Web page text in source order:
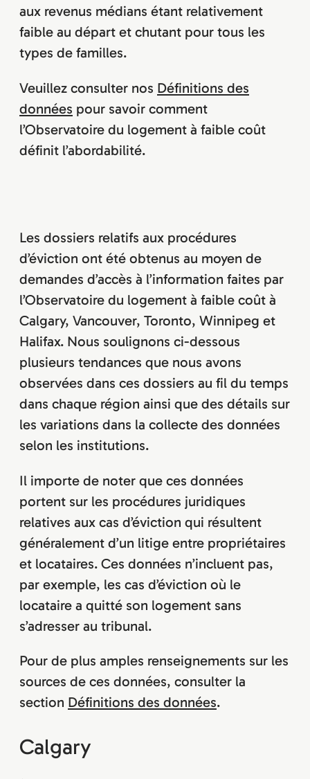
aux revenus médians étant relativement
faible au départ et chutant pour tous les
types de familles.
Veuillez consulter nos Définitions des
données pour savoir comment
l’Observatoire du logement à faible coût
définit l’abordabilité.
Les dossiers relatifs aux procédures
d’éviction ont été obtenus au moyen de
demandes d’accès à l’information faites par
l’Observatoire du logement à faible coût à
Calgary, Vancouver, Toronto, Winnipeg et
Halifax. Nous soulignons ci-dessous
plusieurs tendances que nous avons
observées dans ces dossiers au fil du temps
dans chaque région ainsi que des détails sur
les variations dans la collecte des données
selon les institutions.
Il importe de noter que ces données
portent sur les procédures juridiques
relatives aux cas d’éviction qui résultent
généralement d’un litige entre propriétaires
et locataires. Ces données n’incluent pas,
par exemple, les cas d’éviction où le
locataire a quitté son logement sans
s’adresser au tribunal.
Pour de plus amples renseignements sur les
sources de ces données, consulter la
section Définitions des données.
Calgary